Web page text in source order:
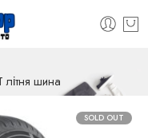
шина
SOLD OUT